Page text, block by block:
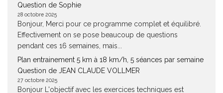
Question de Sophie
28 octobre 2025
Bonjour, Merci pour ce programme complet et équilibré.
Effectivement on se pose beaucoup de questions
pendant ces 16 semaines, mais...
Plan entrainement 5 km à 18 km/h, 5 séances par semaine
Question de JEAN CLAUDE VOLLMER
27 octobre 2025
Bonjour L'objectif avec les exercices techniques est